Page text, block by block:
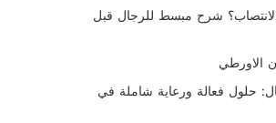
شرح مبسط للرجال قبل
الاورطي
حلول فعالة ورعاية شاملة في